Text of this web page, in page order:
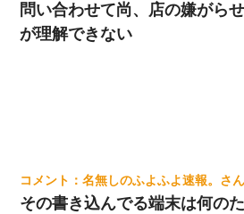
問い合わせて尚、店の嫌がら
が理解できない
名無しのふよふよ速報。
その書き込んでる端末は何の